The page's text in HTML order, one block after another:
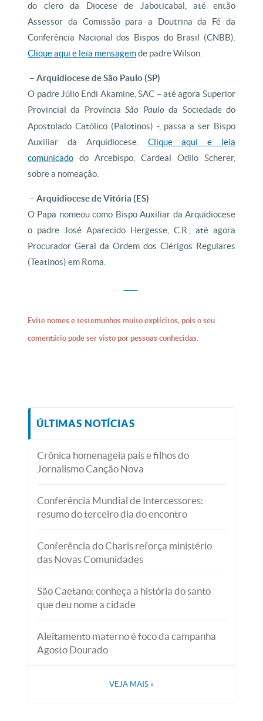
do clero da Diocese de Jaboticabal, até então
Assessor da Comissão para a Doutrina da Fé da
Conferência Nacional dos Bispos do Brasil (CNBB).
Clique aqui e leia mensagemde padre Wilson.
– Arquidiocese de São Paulo (SP)
O padre Júlio Endi Akamine, SAC – até agora Superior
Provincial da ProvínciaSão Paulo da Sociedade do
Apostolado Católico (Palotinos) -, passa a ser Bispo
Auxiliar da Arquidiocese. Clique aqui e leia
comunicado do Arcebispo, Cardeal Odilo Scherer,
sobre a nomeação.
– Arquidiocese de Vitória (ES)
O Papa nomeou como Bispo Auxiliar da Arquidiocese
o padre José Aparecido Hergesse, C.R., até agora
Procurador Geral da Ordem dos Clérigos Regulares
(Teatinos) em Roma.
Evite nomes e testemunhos muito explícitos, pois o seu
comentário pode ser visto por pessoas conhecidas.
ÚLTIMAS NOTÍCIAS
Crônica homenageia pais e filhos do
Jornalismo Canção Nova
Conferência Mundial de Intercessores:
resumo do terceiro dia do encontro
Conferência do Charis reforça ministério
das Novas Comunidades
São Caetano: conheça a história do santo
que deu nome a cidade
Aleitamento materno é foco da campanha
Agosto Dourado
VEJA MAIS »